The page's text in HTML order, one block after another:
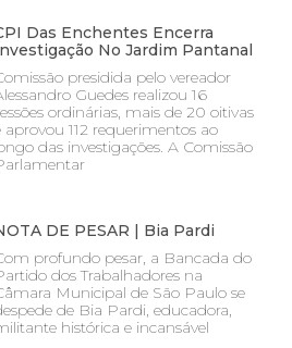
Das Enchentes Encerra
No Jardim Pantanal
presidida pelo vereador
Guedes realizou 16
ordinárias, mais de 20 oitivas
aprovou 112 requerimentos ao
das investigações. A Comissão
DE PESAR | Bia Pardi
profundo pesar, a Bancada do
dos Trabalhadores na
Municipal de São Paulo se
de Bia Pardi, educadora,
histórica e incansável